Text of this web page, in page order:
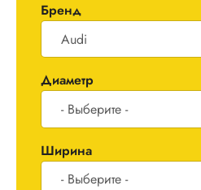
Бренд
Диаметр
Ширина